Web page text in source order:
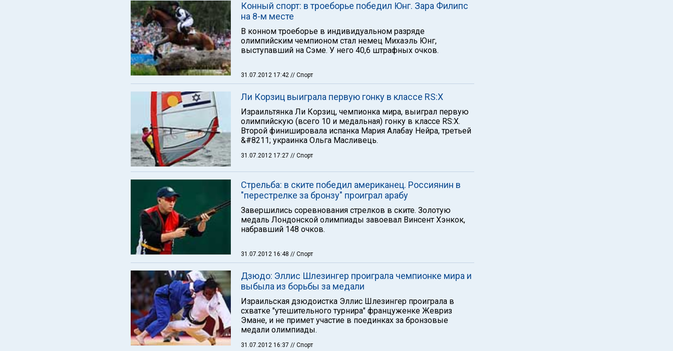
Конный спорт: в троеборье победил Юнг. Зара Филипс
на 8-м месте
В конном троеборье в индивидуальном разряде
олимпийским чемпионом стал немец Михаэль Юнг,
выступавший на Сэме. У него 40,6 штрафных очков.
31.07.2012 17:42 // Спорт
Ли Корзиц выиграла первую гонку в классе RS:X
Израильтянка Ли Корзиц, чемпионка мира, выиграл первую
олимпийскую (всего 10 и медальная) гонку в классе RS:X.
Второй финишировала испанка Мария Алабау Нейра, третьей
&#8211; украинка Ольга Масливець.
31.07.2012 17:27 // Спорт
Стрельба: в ските победил американец. Россиянин в
"перестрелке за бронзу" проиграл арабу
Завершились соревнования стрелков в ските. Золотую
медаль Лондонской олимпиады завоевал Винсент Хэнкок,
набравший 148 очков.
31.07.2012 16:48 // Спорт
Дзюдо: Эллис Шлезингер проиграла чемпионке мира и
выбыла из борьбы за медали
Израильская дзюдоистка Эллис Шлезингер проиграла в
схватке "утешительного турнира" француженке Жевриз
Эмане, и не примет участие в поединках за бронзовые
медали олимпиады.
31.07.2012 16:37 // Спорт